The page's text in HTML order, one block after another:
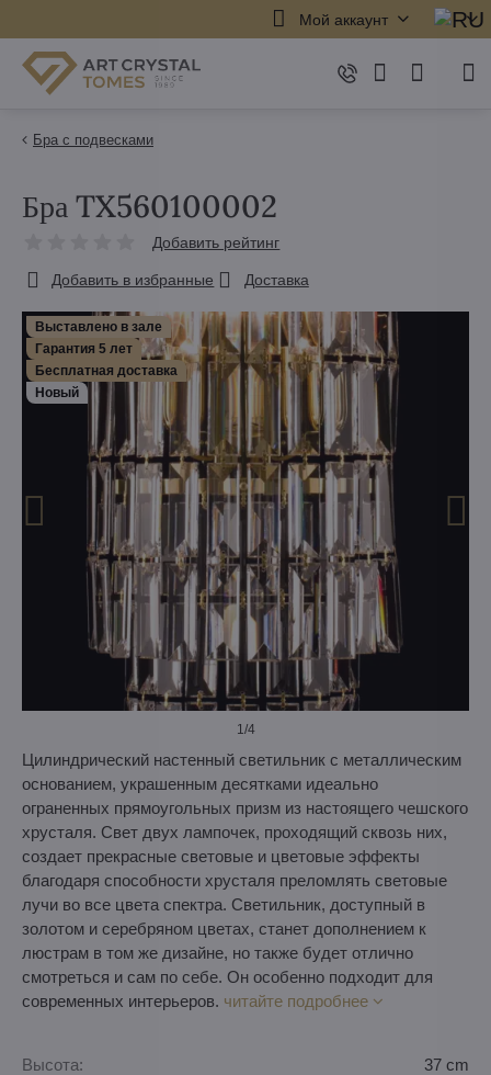
Мой аккаунт
Бра с подвесками
Выставлено в зале
Гарантия 5 лет
Бесплатная доставка
Hовый
1/4
Бра TX560100002
Добавить рейтинг
Добавить в избранные Доставка
Цилиндрический настенный светильник с металлическим
основанием, украшенным десятками идеально
ограненных прямоугольных призм из настоящего чешского
хрусталя. Свет двух лампочек, проходящий сквозь них,
создает прекрасные световые и цветовые эффекты
благодаря способности хрусталя преломлять световые
лучи во все цвета спектра. Светильник, доступный в
золотом и серебряном цветах, станет дополнением к
люстрам в том же дизайне, но также будет отлично
смотреться и сам по себе. Он особенно подходит для
современных интерьеров. читайте подробнее
Высота: 37 cm